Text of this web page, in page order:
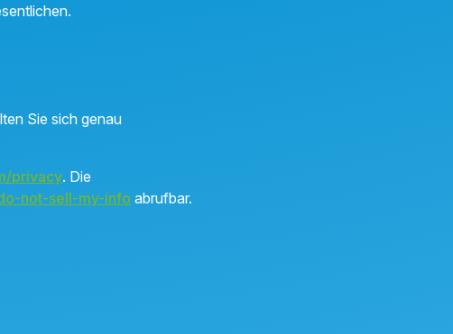
Sie sich genau
privacy. Die
not-sell-my-info abrufbar.